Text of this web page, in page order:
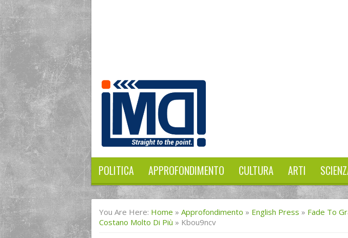
POLITICA APPROFONDIMENTO CULTURA ARTI
You Are Here: Home » Approfondimento » English Press » Fade To
Costano Molto Di Più » Kbou9ncv